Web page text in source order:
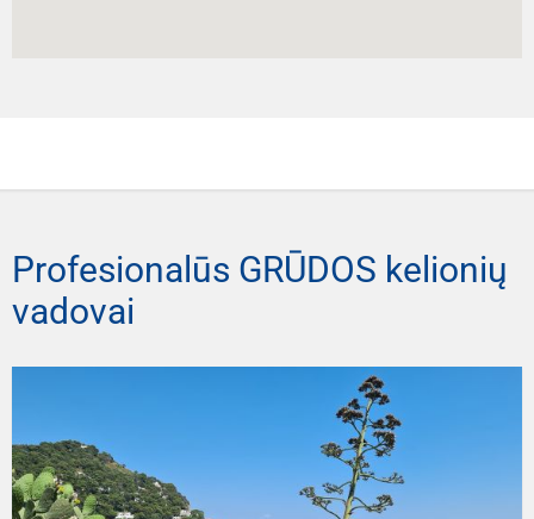
Profesionalūs GRŪDOS kelionių
vadovai